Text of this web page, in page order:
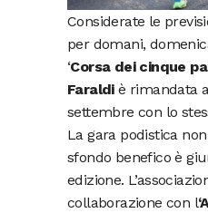
Considerate le
per domani,
‘Corsa dei cinque
Faraldiè rimandata
settembre con lo
La gara podistica
sfondo benefico è
edizione.
collaborazione con l